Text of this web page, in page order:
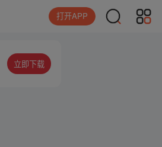
打开APP
立即下载